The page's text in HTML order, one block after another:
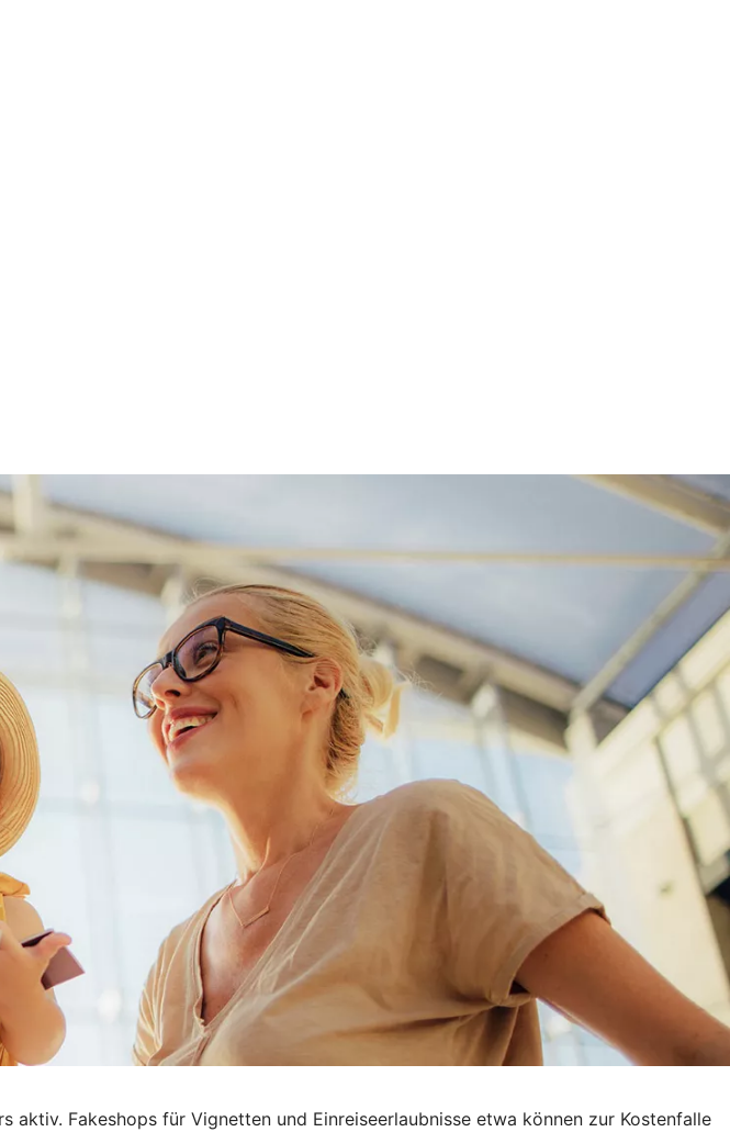
Fakeshops für Vignetten und Einreiseerlaubnisse etwa können zur Kostenfalle